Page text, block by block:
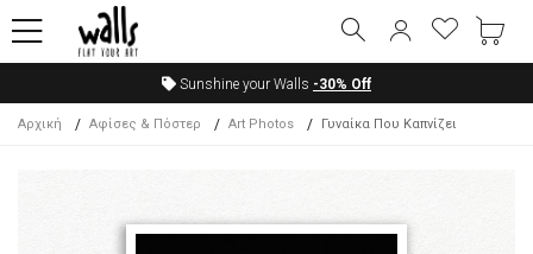
Sunshine your Walls -30% Off
Αρχική Αφίσες & Πόστερ Art Photos Γυναίκα Που Καπνίζει